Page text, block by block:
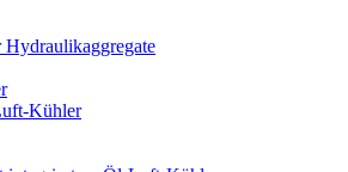
Hydraulikaggregate
Kühler